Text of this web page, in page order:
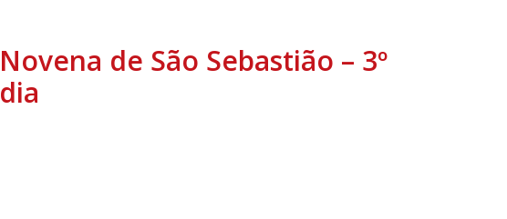
Novena de São Sebastião – 3º
dia